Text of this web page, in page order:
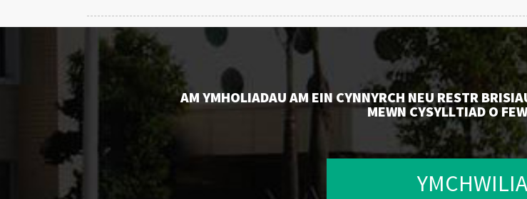
AM YMHOLIADAU AM EIN CYNNYRCH NEU RESTR
MEWN CYSYLLTIAD O